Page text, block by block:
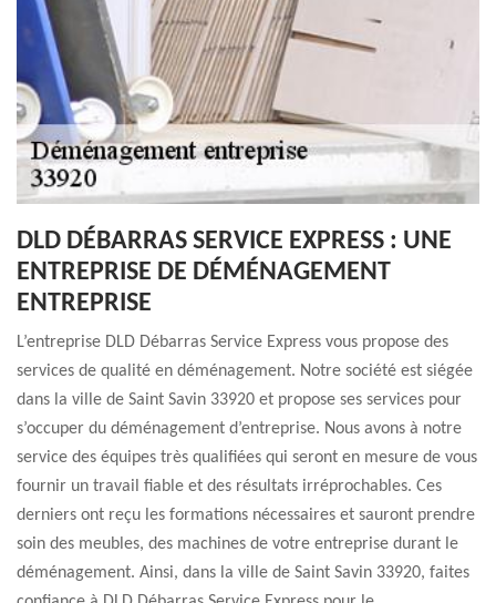
DLD DÉBARRAS SERVICE EXPRESS : UNE
ENTREPRISE DE DÉMÉNAGEMENT
ENTREPRISE
L’entreprise DLD Débarras Service Express vous propose des
services de qualité en déménagement. Notre société est siégée
dans la ville de Saint Savin 33920 et propose ses services pour
s’occuper du déménagement d’entreprise. Nous avons à notre
service des équipes très qualifiées qui seront en mesure de vous
fournir un travail fiable et des résultats irréprochables. Ces
derniers ont reçu les formations nécessaires et sauront prendre
soin des meubles, des machines de votre entreprise durant le
déménagement. Ainsi, dans la ville de Saint Savin 33920, faites